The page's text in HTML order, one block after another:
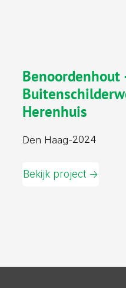
Benoordenhout
Herenhuis
Den Haag 2024
-
Bekijk project ->